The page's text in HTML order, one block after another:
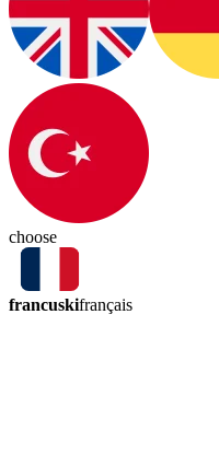
choose
francuskifrançais